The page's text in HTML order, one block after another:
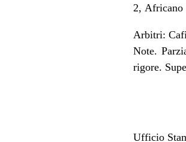
2,
Arbitri:
Note.
rigore.
Ufficio